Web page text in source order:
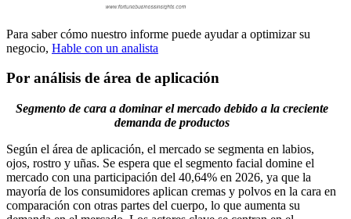
Para saber cómo nuestro informe puede ayudar a optimizar su
negocio, Hable con un analista
Por análisis de área de aplicación
Segmento de cara a dominar el mercado debido a la creciente
demanda de productos
Según el área de aplicación, el mercado se segmenta en labios,
ojos, rostro y uñas. Se espera que el segmento facial domine el
mercado con una participación del 40,64% en 2026, ya que la
mayoría de los consumidores aplican cremas y polvos en la cara en
comparación con otras partes del cuerpo, lo que aumenta su